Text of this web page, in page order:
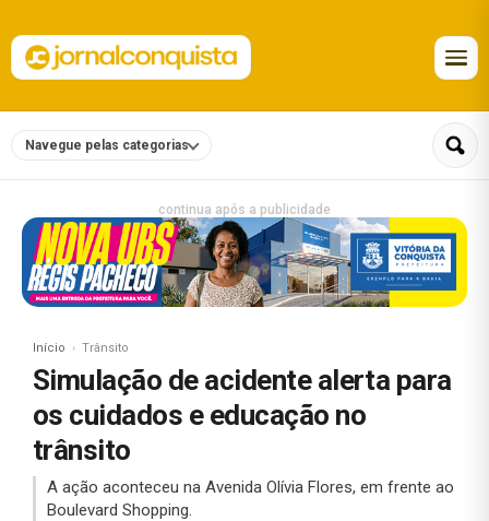
Navegue pelas categorias
continua após a publicidade
Início Trânsito
Simulação de acidente alerta para
os cuidados e educação no
trânsito
A ação aconteceu na Avenida Olívia Flores, em frente ao
Boulevard Shopping.